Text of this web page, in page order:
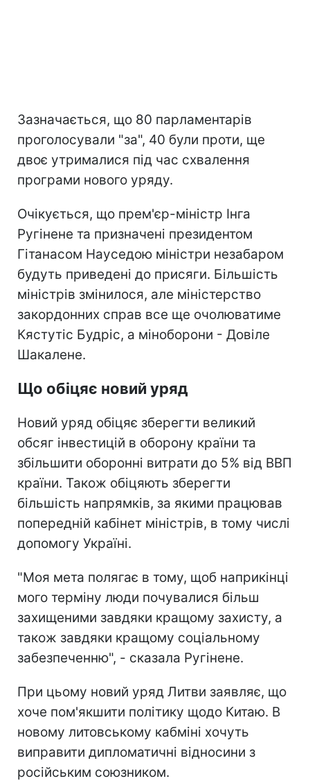
Зазначається, що 80 парламентарів
проголосували "за", 40 були проти, ще
двоє утрималися під час схвалення
програми нового уряду.
Очікується, що прем'єр-міністр Інга
Ругінене та призначені президентом
Гітанасом Науседою міністри незабаром
будуть приведені до присяги. Більшість
міністрів змінилося, але міністерство
закордонних справ все ще очолюватиме
Кястутіс Будріс, а міноборони - Довіле
Шакалене.
Що обіцяє новий уряд
Новий уряд обіцяє зберегти великий
обсяг інвестицій в оборону країни та
збільшити оборонні витрати до 5% від ВВП
країни. Також обіцяють зберегти
більшість напрямків, за якими працював
попередній кабінет міністрів, в тому числі
допомогу Україні.
"Моя мета полягає в тому, щоб наприкінці
мого терміну люди почувалися більш
захищеними завдяки кращому захисту, а
також завдяки кращому соціальному
забезпеченню", - сказала Ругінене.
При цьому новий уряд Литви заявляє, що
хоче пом'якшити політику щодо Китаю. В
новому литовському кабміні хочуть
виправити дипломатичні відносини з
російським союзником.